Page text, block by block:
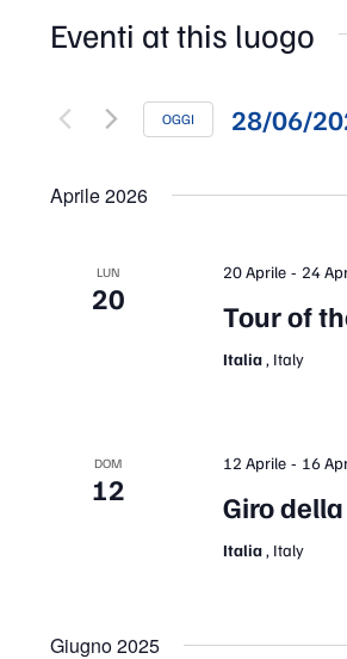
Eventi at this luogo
OGGI 28/06/
data.
Aprile 2026
LUN
20
20 Aprile - 24
Tour of
Italia , Italy
DOM
12
12 Aprile - 16
Giro
Italia , Italy
Giugno 2025